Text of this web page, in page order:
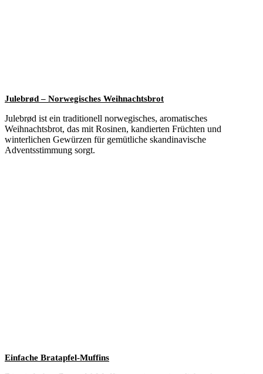
Julebrød – Norwegisches Weihnachtsbrot
Julebrød ist ein traditionell norwegisches, aromatisches
Weihnachtsbrot, das mit Rosinen, kandierten Früchten und
winterlichen Gewürzen für gemütliche skandinavische
Adventsstimmung sorgt.
Einfache Bratapfel-Muffins